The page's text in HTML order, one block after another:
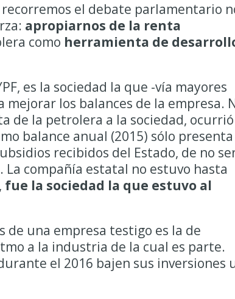
recorremos el debate parlamentario
apropiarnos de la renta
como herramienta de
es la sociedad la que -vía mayores
los balances de la empresa.
de la petrolera a la sociedad, ocurrió
balance anual (2015) sólo presenta
recibidos del Estado, de no
compañía estatal no estuvo hasta
fue la sociedad la que estuvo al
de una empresa testigo es la de
a la industria de la cual es parte.
el 2016 bajen sus inversiones